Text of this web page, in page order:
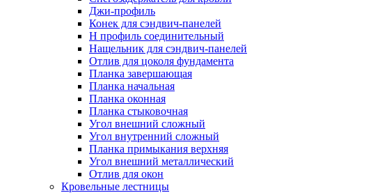
Джи-профиль
Конек для сэндвич-панелей
Н профиль соединительный
Нащельник для сэндвич-панелей
Отлив для цоколя фундамента
Планка завершающая
Планка начальная
Планка оконная
Планка стыковочная
Угол внешний сложный
Угол внутренний сложный
Планка примыкания верхняя
Угол внешний металлический
Отлив для окон
Кровельные лестницы